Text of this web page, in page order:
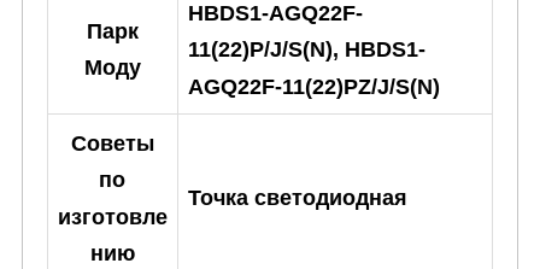
Парк
Моду
HBDS1-AGQ22F-
11(22)P/J/S(N), HBDS1-
AGQ22F-11(22)PZ/J/S(N)
Советы
по
изготовле
нию
Точка светодиодная